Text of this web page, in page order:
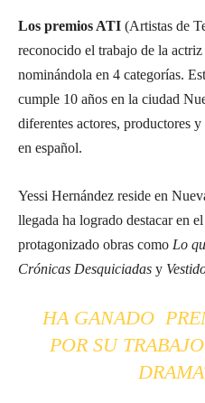
Los premios ATI (Artistas de
reconocido el trabajo de la actriz
nominándola en 4 categorías.
cumple 10 años en la ciudad
diferentes actores, productores
en español.
Yessi Hernández reside en
llegada ha logrado destacar en
protagonizado obras como Lo
Crónicas Desquiciadas y
HA GANADO
POR SU